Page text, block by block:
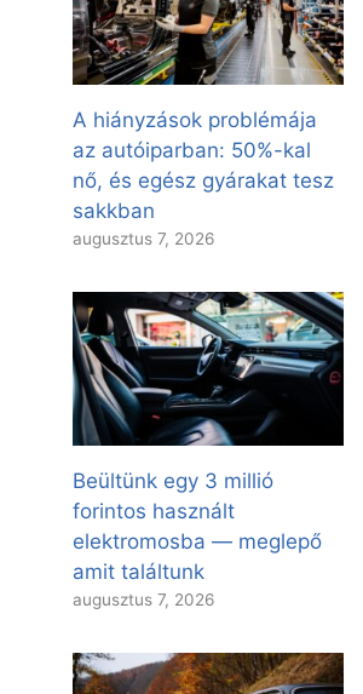
A hiányzások problémája
az autóiparban: 50%-kal
nő, és egész gyárakat tesz
sakkban
augusztus 7, 2026
Beültünk egy 3 millió
forintos használt
elektromosba — meglepő
amit találtunk
augusztus 7, 2026